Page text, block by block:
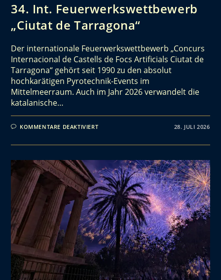
34. Int. Feuerwerkswettbewerb
„Ciutat de Tarragona“
Der internationale Feuerwerkswettbewerb „Concurs
Internacional de Castells de Focs Artificials Ciutat de
Tarragona“ gehört seit 1990 zu den absolut
hochkarätigen Pyrotechnik-Events im
Mittelmeerraum. Auch im Jahr 2026 verwandelt die
katalanische…
KOMMENTARE DEAKTIVIERT 28. JULI 2026